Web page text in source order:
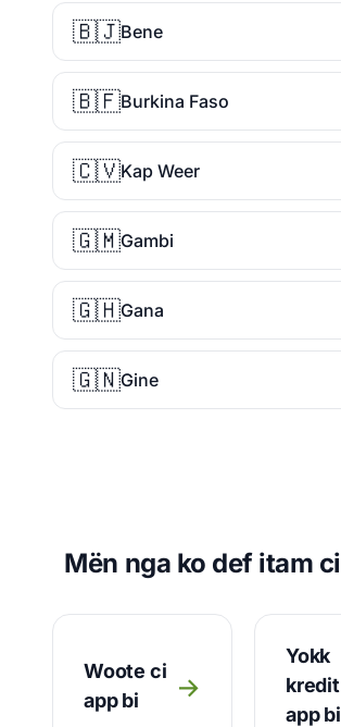
🇧🇯Bene
🇧🇫Burkina Faso
🇨🇻Kap Weer
🇬🇲Gambi
🇬🇭Gana
🇬🇳Gine
Mën nga ko def itam
Woote ci
app bi
→
Yokk
app bi